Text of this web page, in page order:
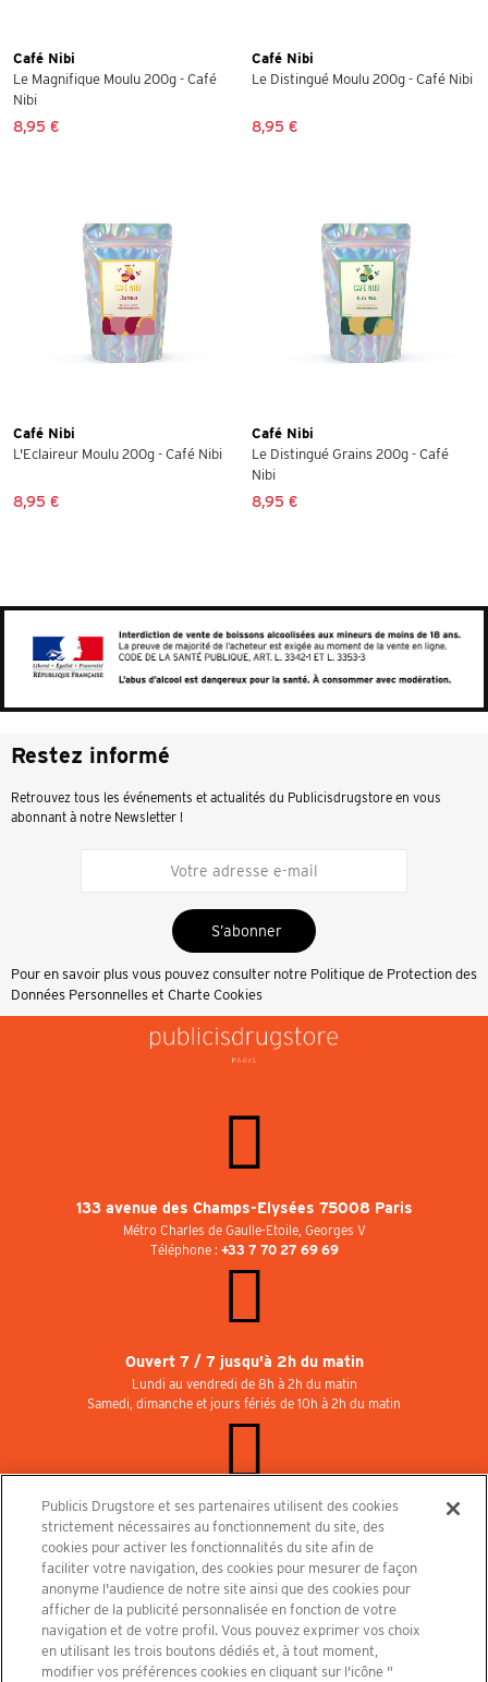
Café Nibi
Le Magnifique Moulu 200g - Café
Nibi
8,95 €
Café Nibi
Le Distingué Moulu 200g - Café Nibi
8,95 €
Café Nibi
L'Eclaireur Moulu 200g - Café Nibi
8,95 €
Café Nibi
Le Distingué Grains 200g - Café
Nibi
8,95 €
Restez informé
Retrouvez tous les événements et actualités du Publicisdrugstore en vous
abonnant à notre Newsletter !
S’abonner
Pour en savoir plus vous pouvez consulter notre Politique de Protection des
Données Personnelles et Charte Cookies
133 avenue des Champs-Elysées 75008 Paris
Métro Charles de Gaulle-Etoile, Georges V
Téléphone : +33 7 70 27 69 69
Ouvert 7 / 7 jusqu'à 2h du matin
Lundi au vendredi de 8h à 2h du matin
Samedi, dimanche et jours fériés de 10h à 2h du matin
Rejoignez-nous au Publicisdrugstore !
Nous recrutons pour les boutiques, le restaurant et le cinéma. Contactez-nous :
recrutement@publicisdrugstore.com
Conditions générales de vente
Mentions légales
Politique de Protection des Données Personnelles et Charte
Cookies
Publicis Drugstore et ses partenaires utilisent des cookies
strictement nécessaires au fonctionnement du site, des
cookies pour activer les fonctionnalités du site afin de
faciliter votre navigation, des cookies pour mesurer de façon
anonyme l'audience de notre site ainsi que des cookies pour
afficher de la publicité personnalisée en fonction de votre
navigation et de votre profil. Vous pouvez exprimer vos choix
en utilisant les trois boutons dédiés et, à tout moment,
modifier vos préférences cookies en cliquant sur l'icône "